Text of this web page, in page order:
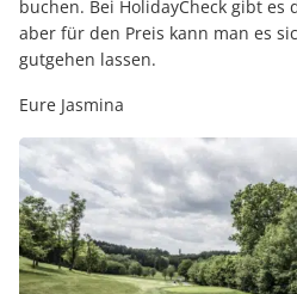
buchen. Bei HolidayCheck gibt es
aber für den Preis kann man es
gutgehen lassen.
Eure Jasmina